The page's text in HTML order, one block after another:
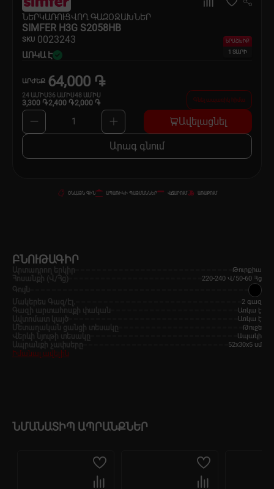
Ինքնագնացներ և ինքնագլորներ
ՆԵՐԿԱՌՈՒՑՎՈՂ ԳԱԶՕՋԱԽՆԵՐ
SIMFER H3G S2058HB
SKU 0023243
ԱՌԿԱ Է
ԵՐԱՇԽԻՔ
1 ՏԱՐԻ
ԱՐԺԵՔ 64,000 ֏
24 ԱՄԻՍ
3,300 ֏
36 ԱՄԻՍ
2,400 ֏
48 ԱՄԻՍ
2,000 ֏ Գնել ապառիկ հիմա
1 Ավելացնել
Արագ գնում
ՕՆԼԱՅՆ ԳԻՆ ԱՊԱՌԻԿԻ ՊԱՅՄԱՆՆԵՐ ՎՃԱՐՈՒՄ ԱՌԱՔՈՒՄ
ԲՆՈՒԹԱԳԻՐ
Արտադրող երկիր Թուրքիա
Հոսանքի (Վ/Հց) 220-240 Վ/50-60 Հց
Գույն
Մակերես Գազ/Էլ․
2 գազ
Գազի արտահոսքի փական Առկա է
Ավտոմատ կայծ Առկա է
Մետաղական ցանցի տեսակը Թուջե
Վերևի նյութի տեսակը Ապակի
Ապրանքի չափսերը 52x30x5 սմ
Իմանալ ավելին
ՆՄԱՆԱՏԻՊ ԱՊՐԱՆՔՆԵՐ